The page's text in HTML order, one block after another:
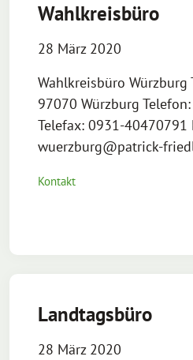
Wahlkreisbüro
28 März 2020
Wahlkreisbüro Würzburg
97070 Würzburg
Telefax: 0931-40470791
wuerzburg@patrick-
Kontakt
Landtagsbüro
28 März 2020